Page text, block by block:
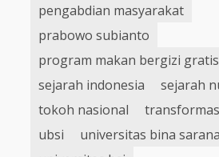
pengabdian masyarakat
prabowo subianto
program makan bergizi gratis
sejarah indonesia
sejarah
tokoh nasional
ubsi
universitas bina